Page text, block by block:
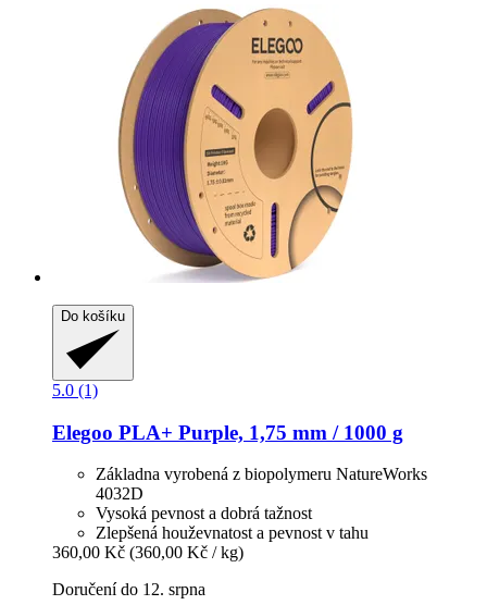
Do košíku
5.0 (1)
Elegoo PLA+ Purple, 1,75 mm / 1000 g
Základna vyrobená z biopolymeru NatureWorks
4032D
Vysoká pevnost a dobrá tažnost
Zlepšená houževnatost a pevnost v tahu
360,00 Kč (360,00 Kč / kg)
Doručení do 12. srpna